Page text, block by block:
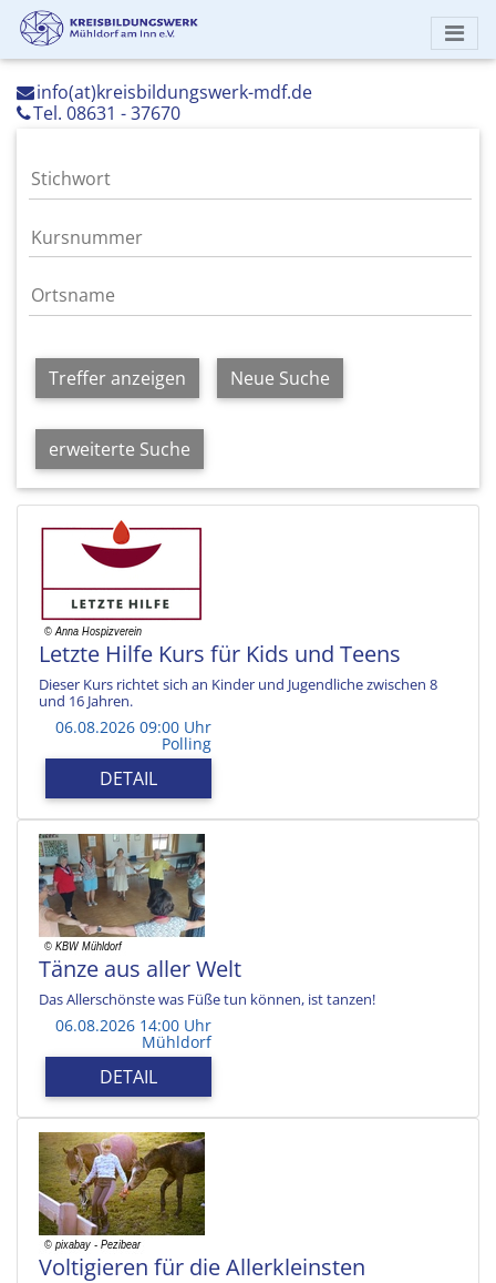
info(at)kreisbildungswerk-mdf.de
Tel. 08631 - 37670
Treffer anzeigen Neue Suche
erweiterte Suche
Letzte Hilfe Kurs für Kids und Teens
Dieser Kurs richtet sich an Kinder und Jugendliche zwischen 8
und 16 Jahren.
06.08.2026 09:00 Uhr
Polling
DETAIL
Tänze aus aller Welt
Das Allerschönste was Füße tun können, ist tanzen!
06.08.2026 14:00 Uhr
Mühldorf
DETAIL
Voltigieren für die Allerkleinsten